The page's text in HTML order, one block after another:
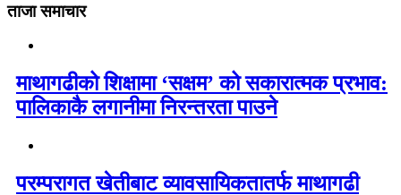
ताजा समाचार
माथागढीको शिक्षामा ‘सक्षम’ को सकारात्मक प्रभाव:
पालिकाकै लगानीमा निरन्तरता पाउने
परम्परागत खेतीबाट व्यावसायिकतातर्फ माथागढी